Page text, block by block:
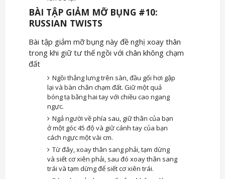
BÀI TẬP GIẢM MỠ BỤNG #10:
RUSSIAN TWISTS
Bài tập giảm mỡ bụng này đề nghị xoay thân
trong khi giữ tư thế ngồi với chân không chạm
đất
Ngồi thẳng lưng trên sàn, đầu gối hơi gập
lại và bàn chân chạm đất. Giữ một quả
bóng tạ bằng hai tay với chiều cao ngang
ngực.
Ngả người về phía sau, giữ thân của bạn
ở một góc 45 độ và giữ cánh tay của bạn
cách ngực một vài cm.
Từ đây, xoay thân sang phải, tạm dừng
và siết cơ xiên phải, sau đó xoay thân sang
trái và tạm dừng để siết cơ xiên trái.